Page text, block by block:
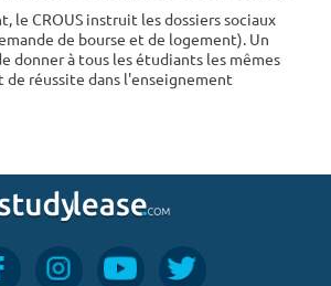
le CROUS instruit les dossiers sociaux
de bourse et de logement). Un
donner à tous les étudiants les mêmes
de réussite dans l'enseignement